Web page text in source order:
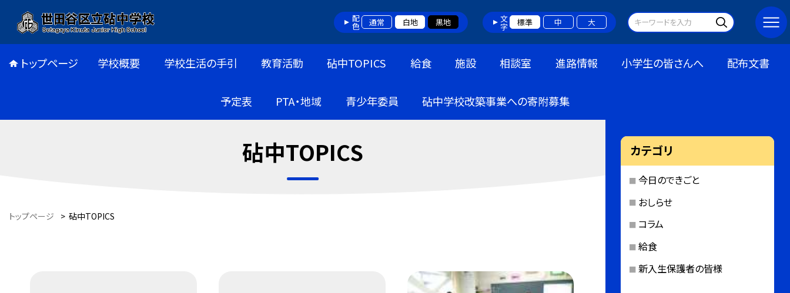
配色 通常 白地 黒地 文字 標準 中 大
トップページ 学校概要 学校生活の手引 教育活動 砧中TOPICS 給食 施設 相談室 進路情報 小学生の皆さんへ 配布文書
予定表 PTA・地域 青少年委員 砧中学校改築事業への寄附募集
砧中TOPICS
トップページ > 砧中TOPICS
カテゴリ
今日のできごと
おしらせ
コラム
給食
新入生保護者の皆様